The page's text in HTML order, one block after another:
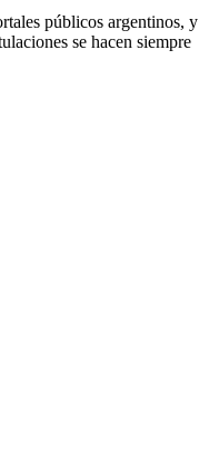
públicos argentinos, y
se hacen siempre